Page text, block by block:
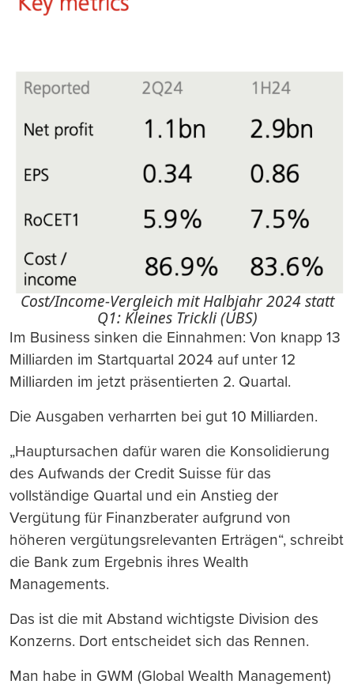
Cost/Income-Vergleich mit Halbjahr 2024 statt
Q1: Kleines Trickli (UBS)
Im Business sinken die Einnahmen: Von knapp 13
Milliarden im Startquartal 2024 auf unter 12
Milliarden im jetzt präsentierten 2. Quartal.
Die Ausgaben verharrten bei gut 10 Milliarden.
„Hauptursachen dafür waren die Konsolidierung
des Aufwands der Credit Suisse für das
vollständige Quartal und ein Anstieg der
Vergütung für Finanzberater aufgrund von
höheren vergütungsrelevanten Erträgen“, schreibt
die Bank zum Ergebnis ihres Wealth
Managements.
Das ist die mit Abstand wichtigste Division des
Konzerns. Dort entscheidet sich das Rennen.
Man habe in GWM (Global Wealth Management)